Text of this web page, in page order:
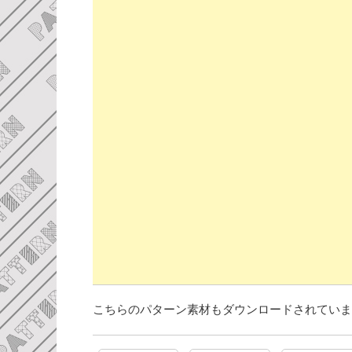
こちらのパターン素材もダウンロードされてい